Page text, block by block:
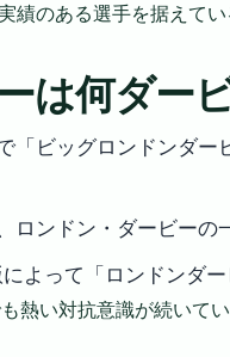
のある選手を据えてい
は何ダー
「ビッグロンドンダ
ンドン・ダービーの
よって「ロンドンダ
熱い対抗意識が続いてい